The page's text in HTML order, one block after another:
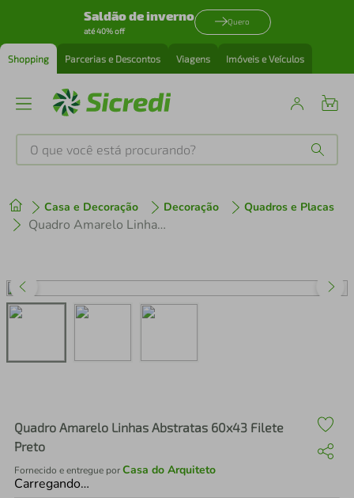
Saldão de inverno
até 40% off
Quero
Shopping Parcerias e Descontos Viagens Imóveis e Veículos
O que você está procurando?
Casa e Decoração Decoração Quadros e Placas
Quadro Amarelo Linhas Abstratas 60x43 Filete Preto
Quadro Amarelo Linhas Abstratas 60x43 Filete
Preto
Fornecido e entregue porCasa do Arquiteto
Carregando…
1º tenis
perfume